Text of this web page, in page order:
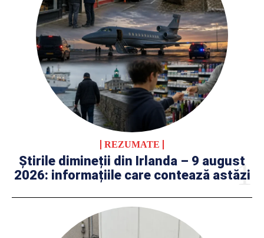
REZUMATE
Știrile dimineții din Irlanda – 9 august
2026: informațiile care contează astăzi